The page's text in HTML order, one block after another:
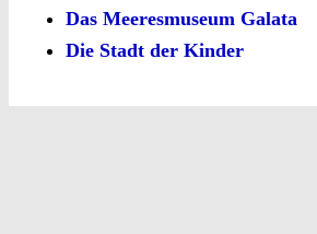
Das Meeresmuseum Galata
Die Stadt der Kinder